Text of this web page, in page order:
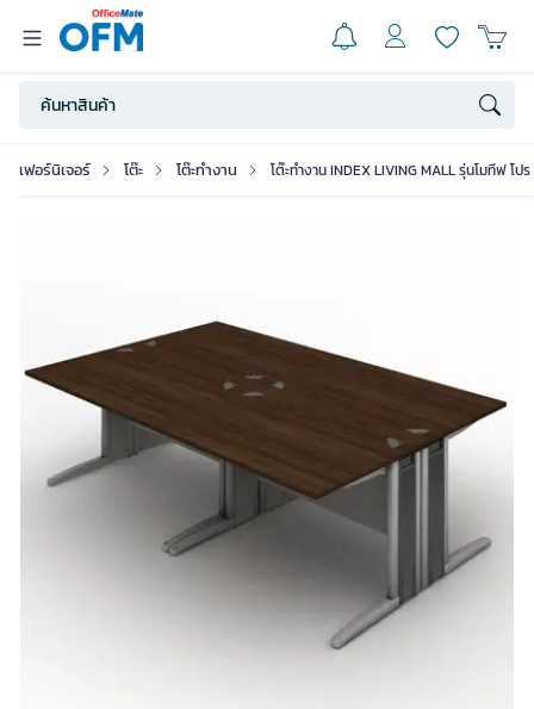
เฟอร์นิเจอร์ โต๊ะ โต๊ะทำงาน โต๊ะทำงาน INDEX LIVING MALL รุ่นโมทีฟ